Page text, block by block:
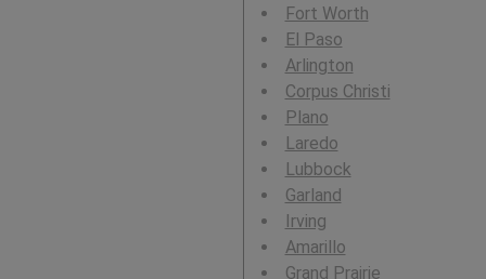
Fort Worth
El Paso
Arlington
Corpus Christi
Plano
Laredo
Lubbock
Garland
Irving
Amarillo
Grand Prairie